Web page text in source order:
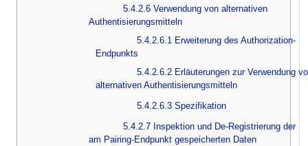
5.4.2.6 Verwendung von alternativen
Authentisierungsmitteln
5.4.2.6.1 Erweiterung des Authorization-
Endpunkts
5.4.2.6.2 Erläuterungen zur Verwendung
alternativen Authentisierungsmitteln
5.4.2.6.3 Spezifikation
5.4.2.7 Inspektion und De-Registrierung der
am Pairing-Endpunkt gespeicherten Daten